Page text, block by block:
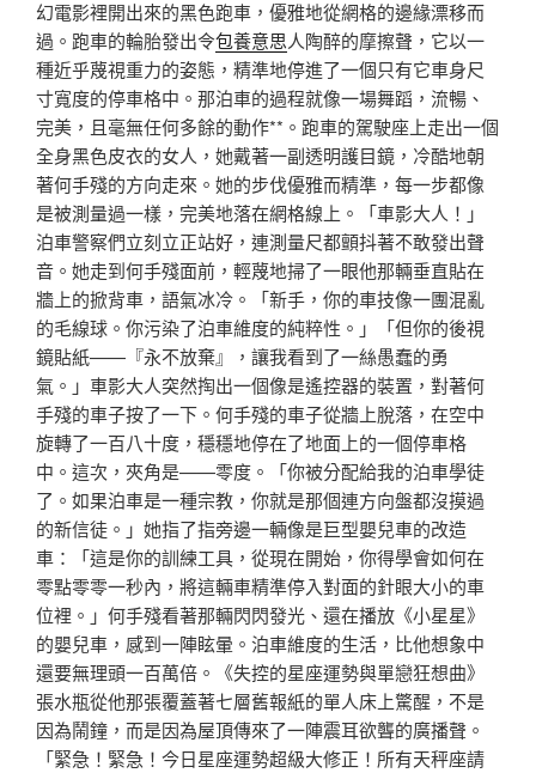
幻電影裡開出來的黑色跑車，優雅地從網格的邊緣漂移而
過。跑車的輪胎發出令包養意思人陶醉的摩擦聲，它以一
種近乎蔑視重力的姿態，精準地停進了一個只有它車身尺
寸寬度的停車格中。那泊車的過程就像一場舞蹈，流暢、
完美，且毫無任何多餘的動作**。跑車的駕駛座上走出一個
全身黑色皮衣的女人，她戴著一副透明護目鏡，冷酷地朝
著何手殘的方向走來。她的步伐優雅而精準，每一步都像
是被測量過一樣，完美地落在網格線上。「車影大人！」
泊車警察們立刻立正站好，連測量尺都顫抖著不敢發出聲
音。她走到何手殘面前，輕蔑地掃了一眼他那輛垂直貼在
牆上的掀背車，語氣冰冷。「新手，你的車技像一團混亂
的毛線球。你污染了泊車維度的純粹性。」「但你的後視
鏡貼紙——『永不放棄』，讓我看到了一絲愚蠢的勇
氣。」車影大人突然掏出一個像是遙控器的裝置，對著何
手殘的車子按了一下。何手殘的車子從牆上脫落，在空中
旋轉了一百八十度，穩穩地停在了地面上的一個停車格
中。這次，夾角是——零度。「你被分配給我的泊車學徒
了。如果泊車是一種宗教，你就是那個連方向盤都沒摸過
的新信徒。」她指了指旁邊一輛像是巨型嬰兒車的改造
車：「這是你的訓練工具，從現在開始，你得學會如何在
零點零零一秒內，將這輛車精準停入對面的針眼大小的車
位裡。」何手殘看著那輛閃閃發光、還在播放《小星星》
的嬰兒車，感到一陣眩暈。泊車維度的生活，比他想象中
還要無理頭一百萬倍。《失控的星座運勢與單戀狂想曲》
張水瓶從他那張覆蓋著七層舊報紙的單人床上驚醒，不是
因為鬧鐘，而是因為屋頂傳來了一陣震耳欲聾的廣播聲。
「緊急！緊急！今日星座運勢超級大修正！所有天秤座請